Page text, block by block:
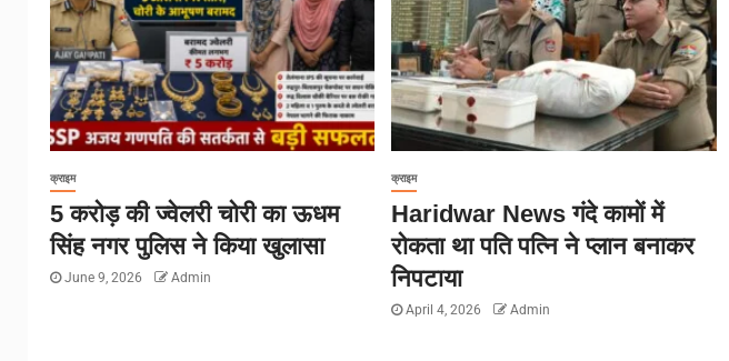
क्राइम
5 करोड़ की ज्वेलरी चोरी का ऊधम
सिंह नगर पुलिस ने किया खुलासा
June 9, 2026 Admin
क्राइम
Haridwar News गंदे कामों में
रोकता था पति पत्नि ने प्लान बनाकर
निपटाया
April 4, 2026 Admin